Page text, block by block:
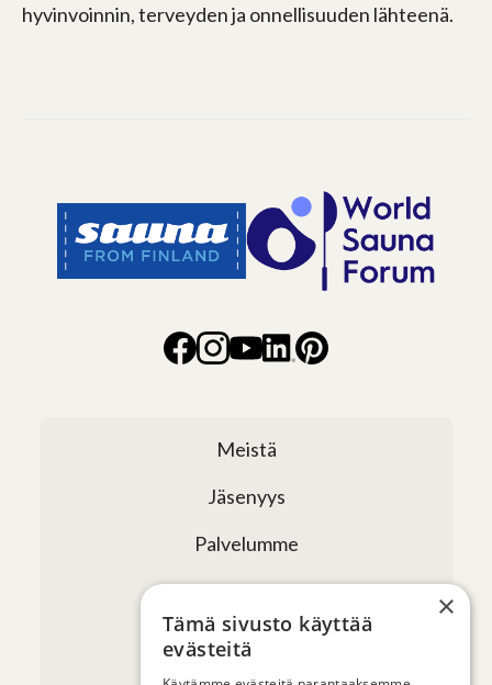
hyvinvoinnin, terveyden ja onnellisuuden lähteenä.
Meistä
Jäsenyys
Palvelumme
Verkostomme
Tapahtumat
×
Tämä sivusto käyttää
evästeitä